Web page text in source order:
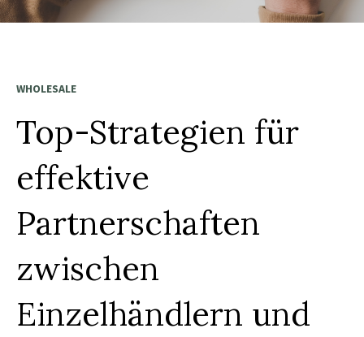
WHOLESALE
Top-Strategien für
effektive
Partnerschaften
zwischen
Einzelhändlern und